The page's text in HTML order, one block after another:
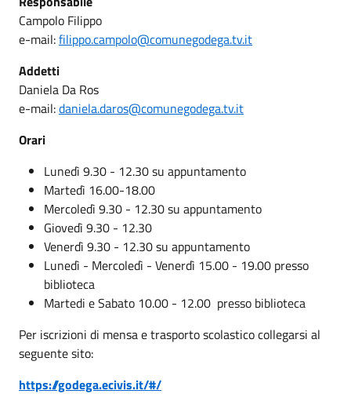
Campolo Filippo
e-mail:filippo.campolo@comunegodega.tv.it
Addetti
Daniela Da Ros
e-mail:daniela.daros@comunegodega.tv.it
Orari
Lunedì 9.30 - 12.30 su appuntamento
Martedì 16.00-18.00
Mercoledì 9.30 - 12.30 su appuntamento
Giovedì 9.30 - 12.30
Venerdì 9.30 - 12.30 su appuntamento
Lunedì - Mercoledì - Venerdì 15.00 - 19.00 presso
biblioteca
Martedi e Sabato 10.00 - 12.00 presso biblioteca
Per iscrizioni di mensa e trasporto scolastico collegarsi al
seguente sito:
https://godega.ecivis.it/#/